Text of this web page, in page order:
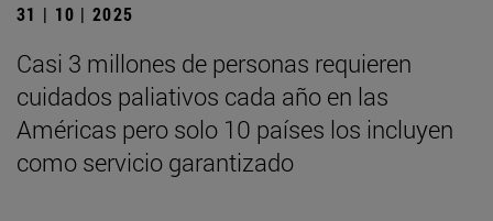
31 | 10 | 2025
Casi 3 millones de personas requieren
cuidados paliativos cada año en las
Américas pero solo 10 países los incluyen
como servicio garantizado